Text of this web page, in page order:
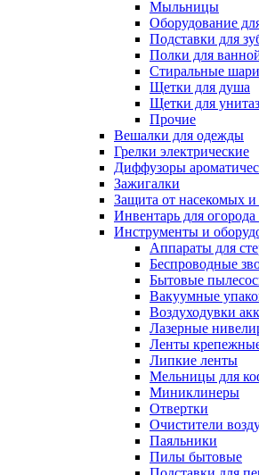
Мыльницы
Оборудование
Подставки для
Полки для
Стиральные
Щетки для душа
Щетки для
Прочие
Вешалки для одежды
Грелки электрические
Диффузоры
Зажигалки
Защита от насекомых и
Инвентарь для огорода
Инструменты и
Аппараты для
Беспроводные
Бытовые
Вакуумные
Воздуходувки
Лазерные
Ленты
Липкие ленты
Мельницы для
Миниклинеры
Отвертки
Очистители
Паяльники
Пилы бытовые